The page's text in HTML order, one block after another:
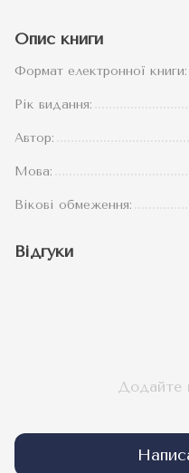
Опис книги
Формат електронної книги:
Рік видання:
Автор:
Мова:
Вікові обмеження:
Відгуки
Додайте